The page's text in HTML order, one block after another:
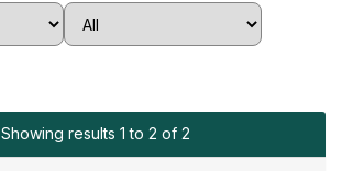
Showing results 1 to 2 of 2